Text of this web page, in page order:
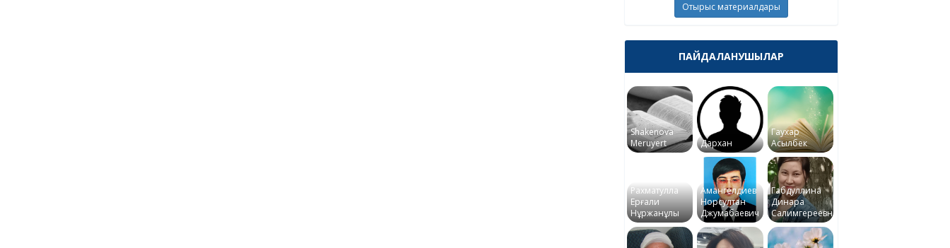
Отырыс материалдары
ПАЙДАЛАНУШЫЛАР
Shakenova
Meruyert
Дархан
Гаухар
Асылбек
Рахматулла
Ерғали
Нұржанұлы
Амангелдиев
Норсултан
Джумабаевич
Габдуллина
Динара
Салимгереевна